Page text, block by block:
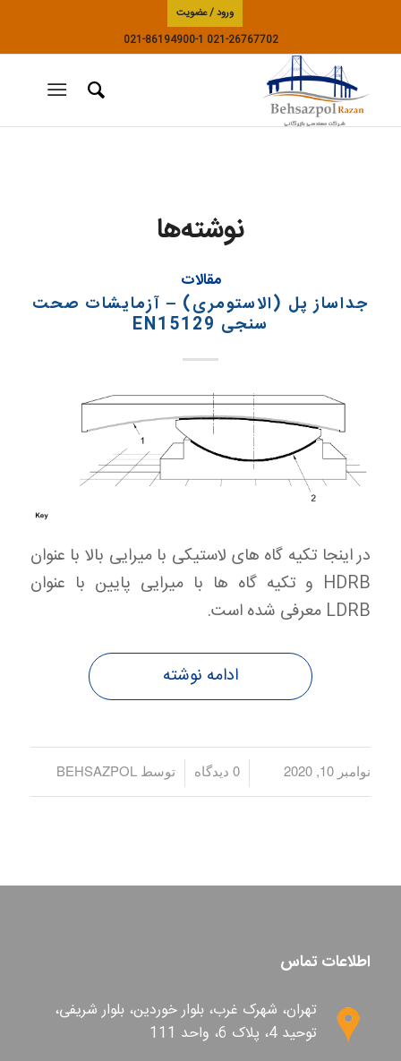
ورود / عضویت
021-26767702
021-86194900-1
نوشته‌ها
مقالات
جداساز پل (الاستومری) – آزمایشات صحت
سنجی EN15129
در اینجا تکیه گاه های لاستیکی با میرایی بالا با عنوان
HDRB و تکیه گاه ها با میرایی پایین با عنوان
LDRB معرفی شده است.
ادامه نوشته
نوامبر 10, 2020 / 0 دیدگاه/ توسطBEHSAZPOL
اطلاعات تماس
تهران، شهرک غرب، بلوار خوردین، بلوار شریفی،
توحید 4، پلاک 6، واحد 111